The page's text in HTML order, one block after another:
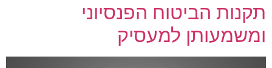
תקנות הביטוח הפנסיוני
ומשמעותן למעסיק